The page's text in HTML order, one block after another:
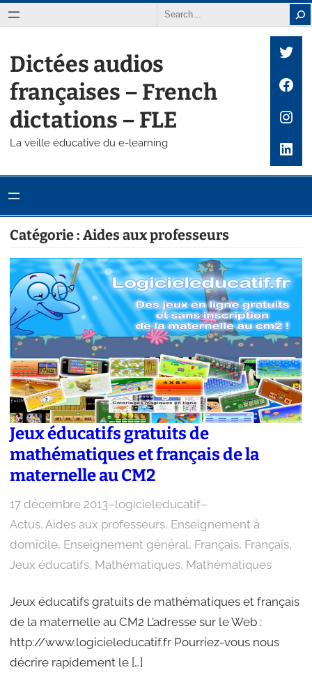
Aller
au
Search
Dictées audios
françaises – French
dictations – FLE
La veille éducative du e-learning
Catégorie : Aides aux professeurs
Jeux éducatifs gratuits de
mathématiques et français de la
maternelle au CM2
17 décembre 2013–logicieleducatif–
Actus, Aides aux professeurs, Enseignement à
domicile, Enseignement général, Français, Français
Jeux éducatifs, Mathématiques, Mathématiques
Jeux éducatifs gratuits de mathématiques et français
de la maternelle au CM2 L’adresse sur le Web :
http://www.logicieleducatif.fr Pourriez-vous nous
décrire rapidement le […]